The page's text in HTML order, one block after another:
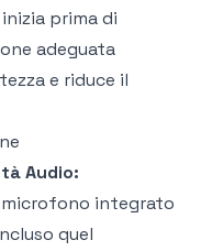
prima di
adeguata
e riduce il
Audio:
microfono integrato
quel